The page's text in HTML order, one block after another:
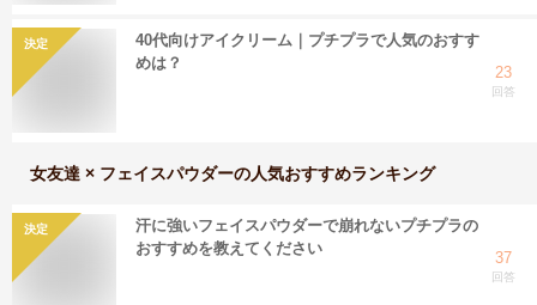
決定
40代向けアイクリーム｜プチプラで人気のおすす
めは？
23
回答
女友達 × フェイスパウダーの人気おすすめランキング
決定
汗に強いフェイスパウダーで崩れないプチプラの
おすすめを教えてください
37
回答